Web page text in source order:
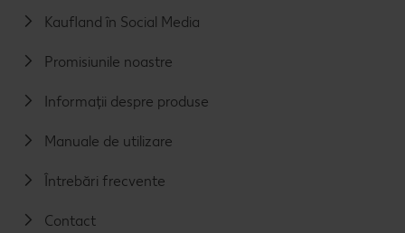
Kaufland în Social Media
Promisiunile noastre
Informații despre produse
Manuale de utilizare
Întrebări frecvente
Contact